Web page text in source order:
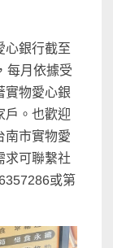
心銀行截至
每月依據受
實物愛心銀
戶。也歡迎
南市實物愛
求可聯繫社
或第